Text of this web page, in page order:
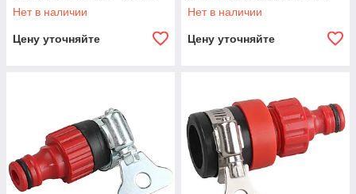
Нет в наличии
Цену уточняйте
Нет в наличии
Цену уточняйте